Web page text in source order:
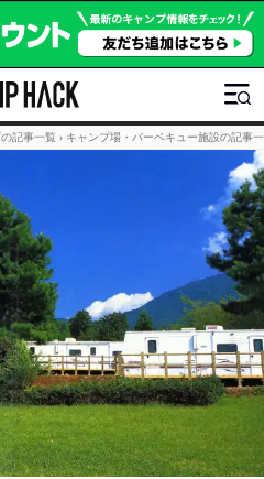
記事一覧 › キャンプ場・バーベキュー施設の記事